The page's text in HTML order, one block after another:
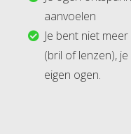
aanvoelen
Je bent niet
(bril of lenzen),
eigen ogen.